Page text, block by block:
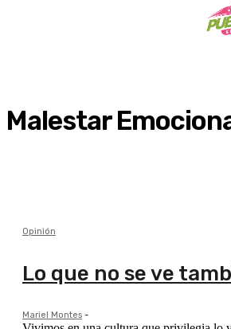
Malestar
Opinión
Lo que no se ve
Mariel Montes -